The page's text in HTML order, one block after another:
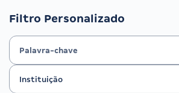
Filtro Personalizado
Instituição
Instituição